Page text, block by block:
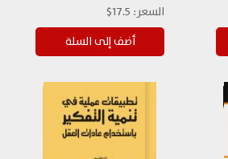
السعر: 17.5$